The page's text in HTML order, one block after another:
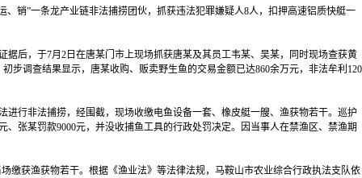
销”一条龙产业链非法捕捞团伙，抓获违法犯罪嫌疑人8人，扣押高速铝质快艇一
后，于7月2日在唐某门市上现场抓获唐某及其员工韦某、吴某，同时现场查获黄
步调查结果显示，唐某收购、贩卖野生鱼的交易金额已达860余万元，非法牟利120
行非法捕捞，经围截，现场收缴电鱼设备一套、橡皮艇一艘、渔获物若干。巡护
张某罚款9000元，并没收捕鱼工具的行政处罚决定。因当事人在禁渔区、禁渔期
获渔获物若干。根据《渔业法》等法律法规，马鞍山市农业综合行政执法支队依